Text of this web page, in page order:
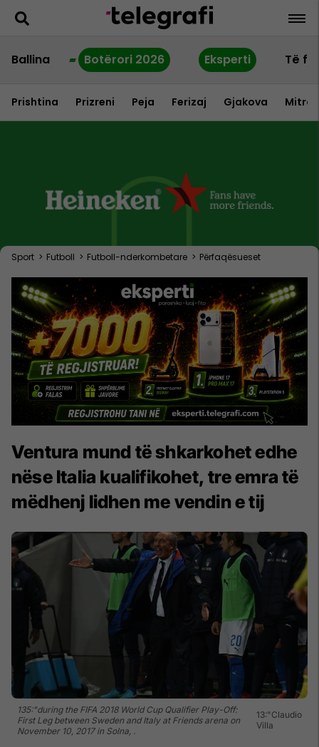
Ballina Botërori 2026 Eksperti Të
Prishtina Prizreni Peja Ferizaj Gjakova
Sport > Futboll > Futboll-nderkombetare > Përfaqësueset
Ventura mund të shkarkohet edhe
nëse Italia kualifikohet, tre emra të
mëdhenj lidhen me vendin e tij
135:"during the FIFA 2018 World Cup Qualifier Play-Off:
First Leg between Sweden and Italy at Friends arena on
November 10, 2017 in Solna, .
13:"Claudio
Villa